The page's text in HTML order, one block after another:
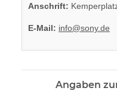
Anschrift:
E-Mail: info@sony.de
Angaben